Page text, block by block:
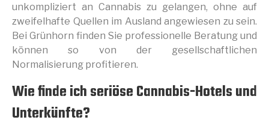
unkompliziert an Cannabis zu gelangen, ohne auf
zweifelhafte Quellen im Ausland angewiesen zu sein.
Bei Grünhorn finden Sie professionelle Beratung und
können so von der gesellschaftlichen
Normalisierung profitieren.
Wie finde ich seriöse Cannabis-Hotels und
Unterkünfte?